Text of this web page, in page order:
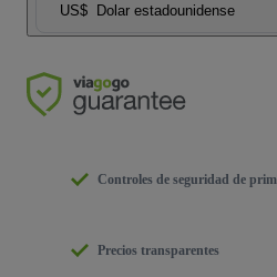
US$ Dolar estadounidense
Controles de seguridad de
Precios transparentes